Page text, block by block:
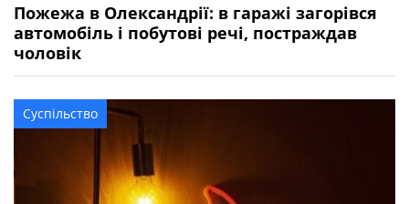
Пожежа в Олександрії: в гаражі загорівся
автомобіль і побутові речі, постраждав
чоловік
Суспільство